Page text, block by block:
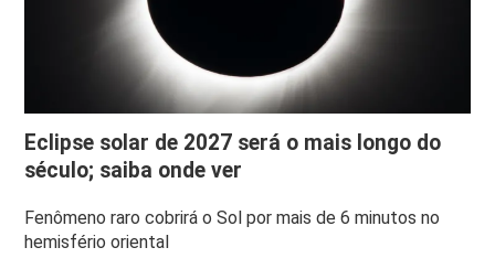
Eclipse solar de 2027 será o mais longo do
século; saiba onde ver
Fenômeno raro cobrirá o Sol por mais de 6 minutos no
hemisfério oriental